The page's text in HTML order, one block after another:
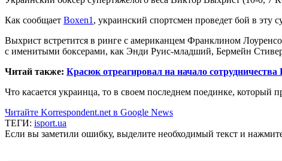
Как сообщает Boxen1 , украинский спортсмен проведет бой в эту
Выхрист встретится в ринге с американцем Франклином
с именитыми боксерами, как Энди Руис-младший, Бермейн
Читай также: Красюк отреагировал на начало
Что касается украинца, то в своем последнем поединке,
Читайте Korrespondent.net в Google News
ТЕГИ: isport.ua
Если вы заметили ошибку, выделите необходимый текст и